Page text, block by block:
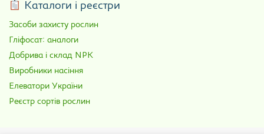
Каталоги і реєстри
Засоби захисту рослин
Гліфосат: аналоги
Добрива і склад NPK
Виробники насіння
Елеватори України
Реєстр сортів рослин